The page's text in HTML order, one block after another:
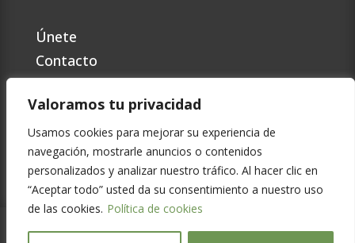
Valoramos tu privacidad
Usamos cookies para mejorar su experiencia de
navegación, mostrarle anuncios o contenidos
personalizados y analizar nuestro tráfico. Al hacer clic en
“Aceptar todo” usted da su consentimiento a nuestro uso
de las cookies. Política de cookies
Únete
Contacto
Preguntas Frecuentes
Política de privacidad
Cookies
Aviso Legal
© Copyright2026Scouts de Cantabria MSC |